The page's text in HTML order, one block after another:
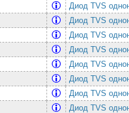
Диод TVS
Диод TVS
Диод TVS
Диод TVS
Диод TVS
Диод TVS
Диод TVS
Диод TVS